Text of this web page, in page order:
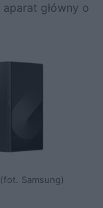
główny o
Samsung)